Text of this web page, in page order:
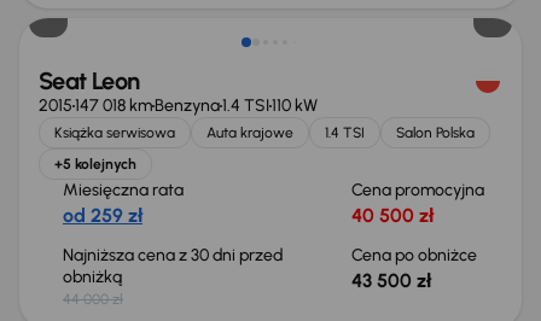
Seat Leon
2015147 018 kmBenzyna1.4 TSI110 kW
Książka serwisowa Auta krajowe 1.4 TSI
Salon Polska
+5 kolejnych
Miesięczna rata
od 259 zł
Cena promocyjna
40 500 zł
Najniższa cena z 30 dni przed
obniżką
44 000 zł
Cena po obniżce
43 500 zł
Taniej o 1 000 zł